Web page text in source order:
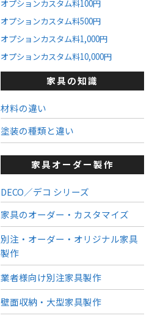
オプションカスタム料100円
オプションカスタム料500円
オプションカスタム料1,000円
オプションカスタム料10,000円
家具の知識
材料の違い
塗装の種類と違い
家具オーダー製作
DECO／デコ シリーズ
家具のオーダー・カスタマイズ
別注・オーダー・オリジナル家具
製作
業者様向け別注家具製作
壁面収納・大型家具製作